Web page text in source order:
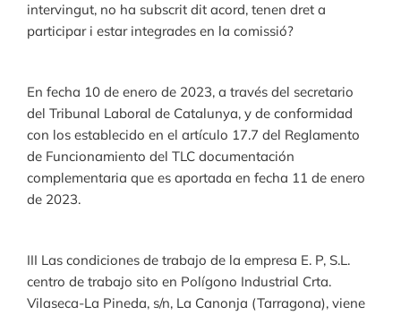
intervingut, no ha subscrit dit acord, tenen dret a
participar i estar integrades en la comissió?
En fecha 10 de enero de 2023, a través del secretario
del Tribunal Laboral de Catalunya, y de conformidad
con los establecido en el artículo 17.7 del Reglamento
de Funcionamiento del TLC documentación
complementaria que es aportada en fecha 11 de enero
de 2023.
III Las condiciones de trabajo de la empresa E. P, S.L.
centro de trabajo sito en Polígono Industrial Crta.
Vilaseca-La Pineda, s/n, La Canonja (Tarragona), viene